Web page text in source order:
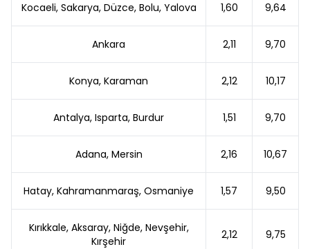
Kocaeli, Sakarya, Düzce, Bolu, Yalova 1,60 9,64
Ankara 2,11 9,70
Konya, Karaman 2,12 10,17
Antalya, Isparta, Burdur 1,51 9,70
Adana, Mersin 2,16 10,67
Hatay, Kahramanmaraş, Osmaniye 1,57 9,50
Kırıkkale, Aksaray, Niğde, Nevşehir,
Kırşehir
2,12 9,75